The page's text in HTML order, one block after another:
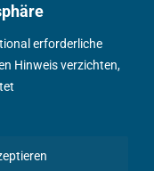
erforderliche
Hinweis verzichten,